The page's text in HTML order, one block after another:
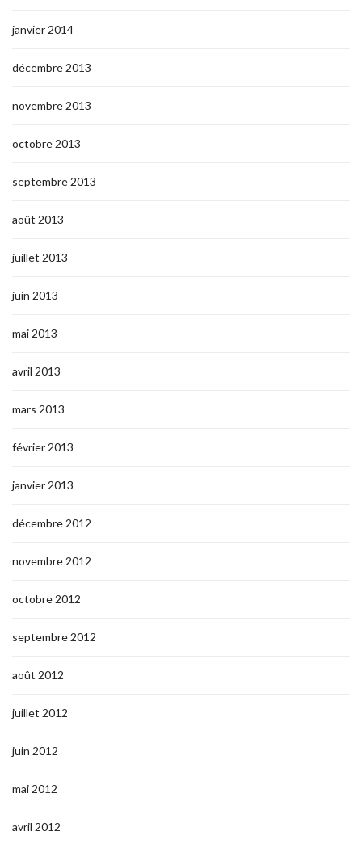
janvier 2014
décembre 2013
novembre 2013
octobre 2013
septembre 2013
août 2013
juillet 2013
juin 2013
mai 2013
avril 2013
mars 2013
février 2013
janvier 2013
décembre 2012
novembre 2012
octobre 2012
septembre 2012
août 2012
juillet 2012
juin 2012
mai 2012
avril 2012